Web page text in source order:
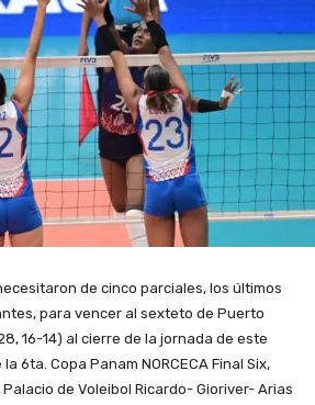
de cinco parciales, los últimos
para vencer al sexteto de Puerto
16-14) al cierre de la jornada de este
6ta. Copa Panam NORCECA Final Six,
de Voleibol Ricardo- Gioriver- Arias